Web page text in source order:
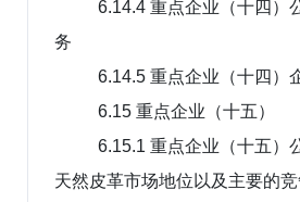
6.14.4 重点企业（十四）
务
6.14.5 重点企业（十四）
6.15 重点企业（十五）
6.15.1 重点企业（十五）
天然皮革市场地位以及主要的